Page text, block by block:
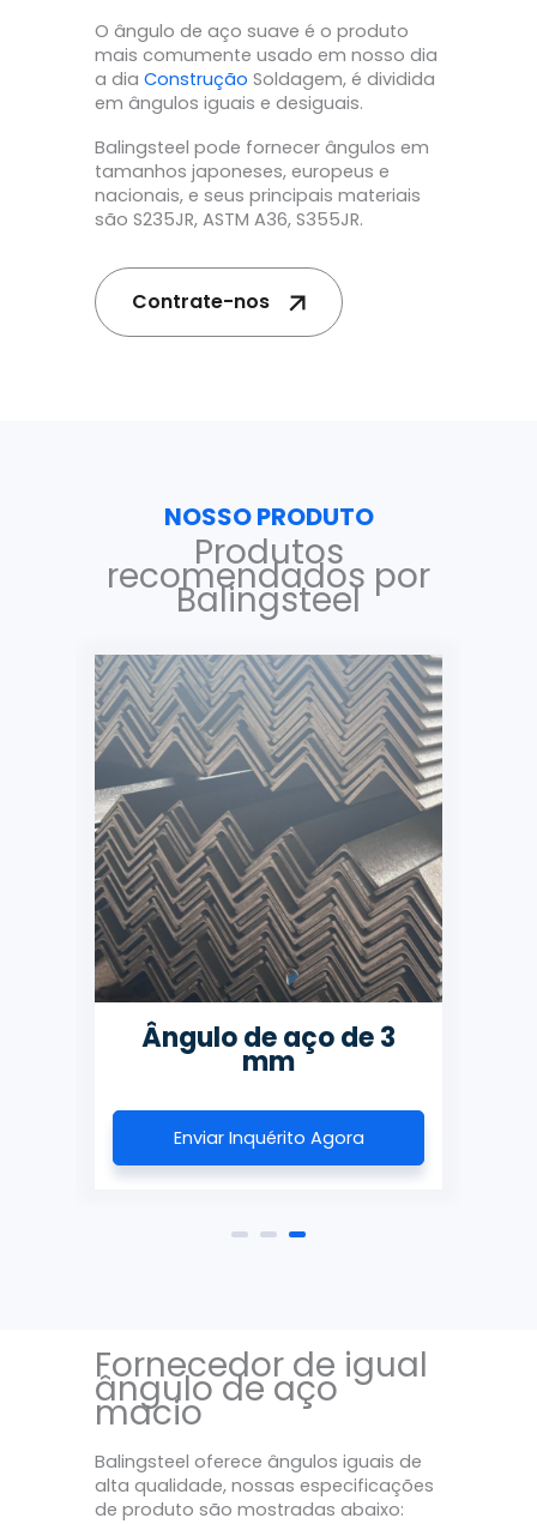
O ângulo de aço suave é o produto
mais comumente usado em nosso dia
a dia Construção Soldagem, é dividida
em ângulos iguais e desiguais.
Balingsteel pode fornecer ângulos em
tamanhos japoneses, europeus e
nacionais, e seus principais materiais
são S235JR, ASTM A36, S355JR.
Contrate-nos
NOSSO PRODUTO
Produtos
recomendados por
Balingsteel
Ângulo de aço de 3
mm
Enviar Inquérito Agora
Fornecedor de igual
ângulo de aço
macio
Balingsteel oferece ângulos iguais de
alta qualidade, nossas especificações
de produto são mostradas abaixo: